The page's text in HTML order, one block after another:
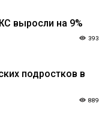
выросли на 9%
393
подростков в
889